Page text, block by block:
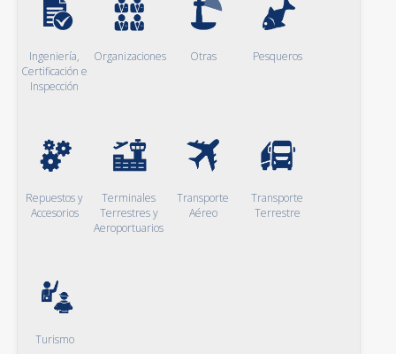
Ingeniería,
Certificación e
Inspección
Organizaciones Otras Pesqueros
Repuestos y
Accesorios
Terminales
Terrestres y
Aeroportuarios
Transporte
Aéreo
Transporte
Terrestre
Turismo